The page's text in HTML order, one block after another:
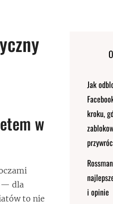
w
— dla
to nie
Jak
kroku,
i opinie